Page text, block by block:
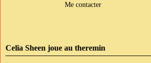
Me contacter
Celia Sheen joue au theremin